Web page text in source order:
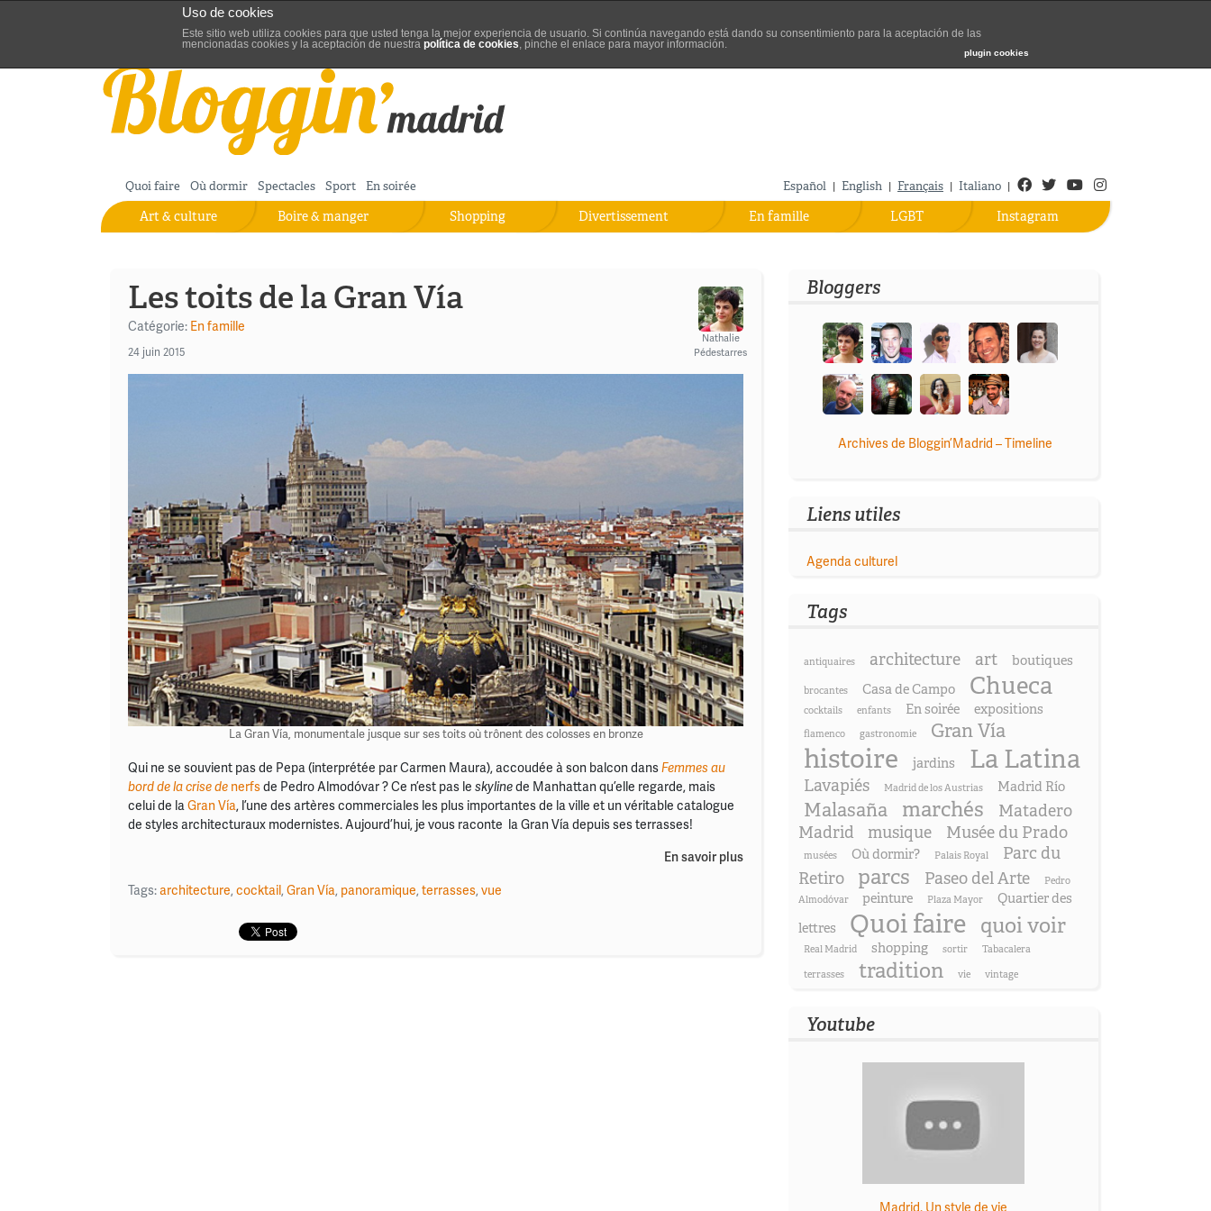
Uso de cookies
Este sitio web utiliza cookies para que usted tenga la mejor experiencia de usuario. Si continúa navegando está dando su consentimiento para la aceptación de las
mencionadas cookies y la aceptación de nuestra política de cookies, pinche el enlace para mayor información.
plugin cookies
Blog de turisme de Madrid
Quoi faire Où dormir Spectacles Sport En soirée Español English Français Italiano Facebook
TwitterYoutube
Instagram
Instagram
LGBT
En famille
Divertissement
Shopping
Boire & manger
Art & culture
Les toits de la Gran Vía
Catégorie: En famille
24 juin 2015
Nathalie
Pédestarres
La Gran Vía, monumentale jusque sur ses toits où trônent des colosses en bronze
Qui ne se souvient pas de Pepa (interprétée par Carmen Maura), accoudée à son balcon dansFemmes au
bord de la crise de nerfsde Pedro Almodóvar ? Ce n’est pas le skylinede Manhattan qu’elle regarde, mais
celui de laGran Vía, l’une des artères commerciales les plus importantes de la ville et un véritable catalogue
de styles architecturaux modernistes. Aujourd’hui, je vous raconte la Gran Vía depuis ses terrasses!
En savoir plus
Tags:architecture, cocktail, Gran Vía, panoramique, terrasses, vue
Bloggers
Archives de Bloggin’Madrid – Timeline
Liens utiles
Agenda culturel
Tags
antiquaires architecture art boutiques
brocantes Casa de Campo Chueca
cocktails enfants En soirée expositions
flamenco gastronomie Gran Vía
histoire jardins La Latina
Lavapiés Madrid de los Austrias Madrid Río
Malasaña marchés
Matadero
Madrid
musique Musée du Prado
musées Où dormir? Palais Royal
Parc du
Retiro
parcs Paseo del Arte
Pedro
Almodóvar
peinture Plaza Mayor
Quartier des
lettres
Quoi faire quoi voir
Real Madrid shopping sortir Tabacalera
terrasses tradition vie vintage
Youtube